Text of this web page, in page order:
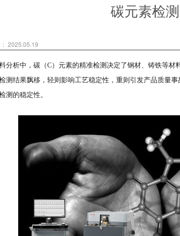
碳元素检
2025.05.19
分析中 ，碳（C）元素的精准检测决定了钢材、铸铁等材
测结果飘移，轻则影响工艺稳定性，重则引发产品质量事
测的稳定性。